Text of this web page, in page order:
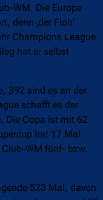
WM. Die Europa
denn ‚der Floh‘
Champions League
hat er selbst
392 sind es an der
schafft es der
Die Copa ist mit 62
hat 17 Mal
WM fünf- bzw.
523 Mal, davon